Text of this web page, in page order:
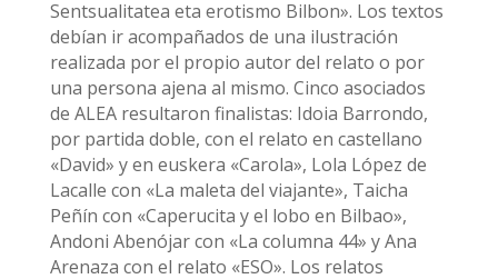
Sentsualitatea eta erotismo Bilbon». Los textos
debían ir acompañados de una ilustración
realizada por el propio autor del relato o por
una persona ajena al mismo. Cinco asociados
de ALEA resultaron finalistas: Idoia Barrondo,
por partida doble, con el relato en castellano
«David» y en euskera «Carola», Lola López de
Lacalle con «La maleta del viajante», Taicha
Peñín con «Caperucita y el lobo en Bilbao»,
Andoni Abenójar con «La columna 44» y Ana
Arenaza con el relato «ESO». Los relatos